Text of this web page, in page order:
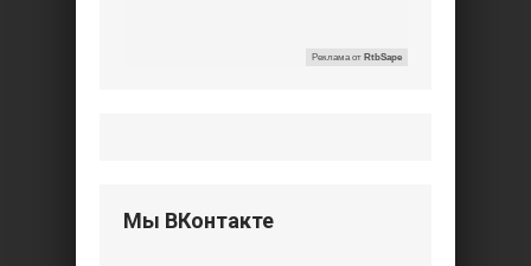
Реклама от RtbSape
Мы ВКонтакте